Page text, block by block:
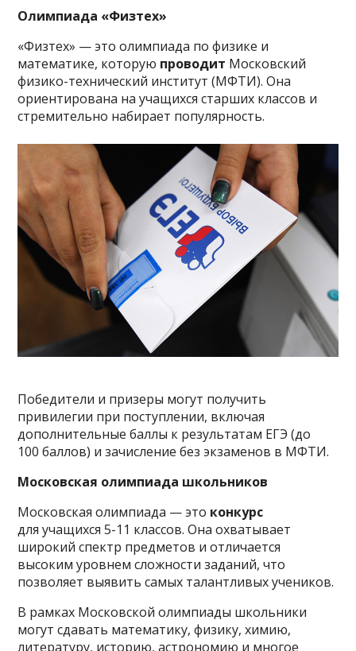
Олимпиада «Физтех»
«Физтех» — это олимпиада по физике и
математике, которую проводит Московский
физико-технический институт (МФТИ). Она
ориентирована на учащихся старших классов и
стремительно набирает популярность.
Победители и призеры могут получить
привилегии при поступлении, включая
дополнительные баллы к результатам ЕГЭ (до
100 баллов) и зачисление без экзаменов в МФТИ.
Московская олимпиада школьников
Московская олимпиада — это конкурс
для учащихся 5-11 классов. Она охватывает
широкий спектр предметов и отличается
высоким уровнем сложности заданий, что
позволяет выявить самых талантливых учеников.
В рамках Московской олимпиады школьники
могут сдавать математику, физику, химию,
литературу, историю, астрономию и многое